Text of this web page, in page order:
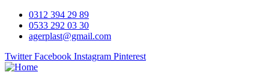
0312 394 29 89
0533 292 03 30
agerplast@gmail.com
Twitter Facebook Instagram Pinterest